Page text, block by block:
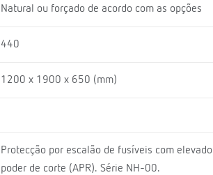
Natural ou forçado de acordo com as opções
440
1200 x 1900 x 650 (mm)
Protecção por escalão de fusíveis com elevado
poder de corte (APR). Série NH-00.